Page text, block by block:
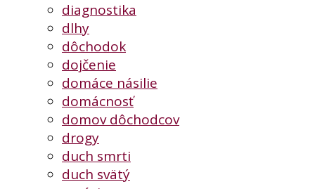
diagnostika
dlhy
dôchodok
dojčenie
domáce násilie
domácnosť
domov dôchodcov
drogy
duch smrti
duch svätý